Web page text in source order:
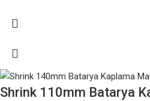
Shrink 110mm Batarya